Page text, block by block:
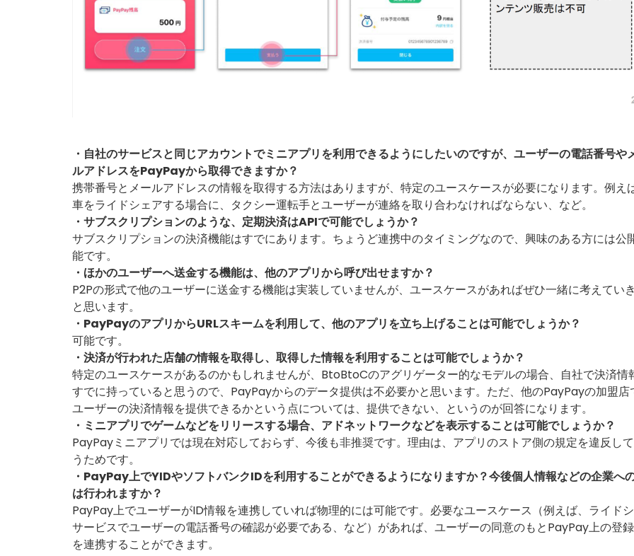
・自社のサービスと同じアカウントでミニアプリを利用できるようにしたいのですが、ユーザーの電話番号や
ルアドレスをPayPayから取得できますか？
携帯番号とメールアドレスの情報を取得する方法はありますが、特定のユースケースが必要になります。例えば
車をライドシェアする場合に、タクシー運転手とユーザーが連絡を取り合わなければならない、など。
・サブスクリプションのような、定期決済はAPIで可能でしょうか？
サブスクリプションの決済機能はすでにあります。ちょうど連携中のタイミングなので、興味のある方には公
能です。
・ほかのユーザーへ送金する機能は、他のアプリから呼び出せますか？
P2Pの形式で他のユーザーに送金する機能は実装していませんが、ユースケースがあればぜひ一緒に考えてい
と思います。
・PayPayのアプリからURLスキームを利用して、他のアプリを立ち上げることは可能でしょうか？
可能です。
・決済が行われた店舗の情報を取得し、取得した情報を利用することは可能でしょうか？
特定のユースケースがあるのかもしれませんが、BtoBtoCのアグリゲーター的なモデルの場合、自社で決済情
すでに持っていると思うので、PayPayからのデータ提供は不必要かと思います。ただ、他のPayPayの加盟店
ユーザーの決済情報を提供できるかという点については、提供できない、というのが回答になります。
・ミニアプリでゲームなどをリリースする場合、アドネットワークなどを表示することは可能でしょうか？
PayPayミニアプリでは現在対応しておらず、今後も非推奨です。理由は、アプリのストア側の規定を違反し
うためです。
・PayPay上でYIDやソフトバンクIDを利用することができるようになりますか？今後個人情報などの企業へ
は行われますか？
PayPay上でユーザーがID情報を連携していれば物理的には可能です。必要なユースケース（例えば、ライド
サービスでユーザーの電話番号の確認が必要である、など）があれば、ユーザーの同意のもとPayPay上の登
を連携することができます。